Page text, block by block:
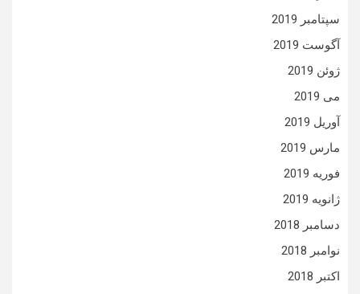
سپتامبر 2019
آگوست 2019
ژوئن 2019
می 2019
آوریل 2019
مارس 2019
فوریه 2019
ژانویه 2019
دسامبر 2018
نوامبر 2018
اکتبر 2018